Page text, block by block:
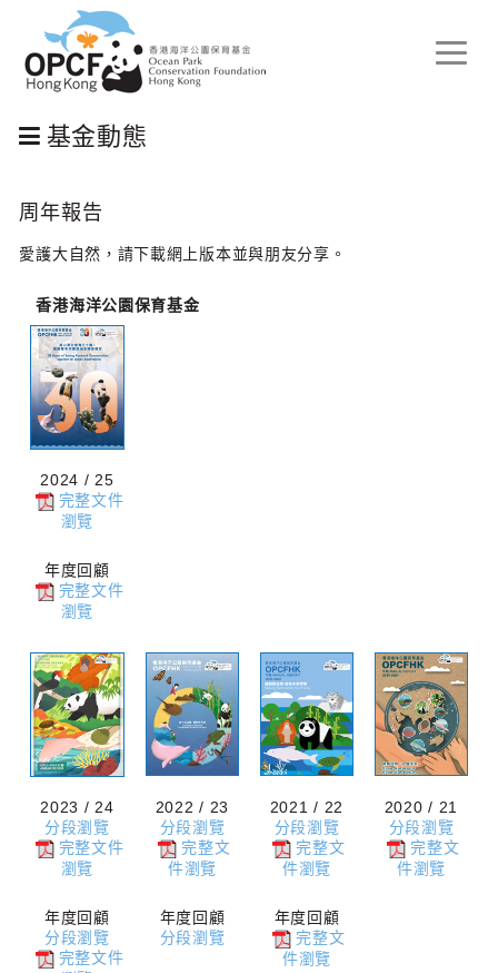
Toggle
基金動態
周年報告
愛護大自然，請下載網上版本並與朋友分享。
香港海洋公園保育基金
2024 / 25
完整文件
瀏覽
年度回顧
完整文件
瀏覽
2023 / 24
分段瀏覽
完整文件
瀏覽
年度回顧
分段瀏覽
完整文件
2022 / 23
分段瀏覽
完整文
件瀏覽
年度回顧
分段瀏覽
2021 / 22
分段瀏覽
完整文
件瀏覽
年度回顧
完整文
件瀏覽
2020 / 21
分段瀏覽
完整文
件瀏覽